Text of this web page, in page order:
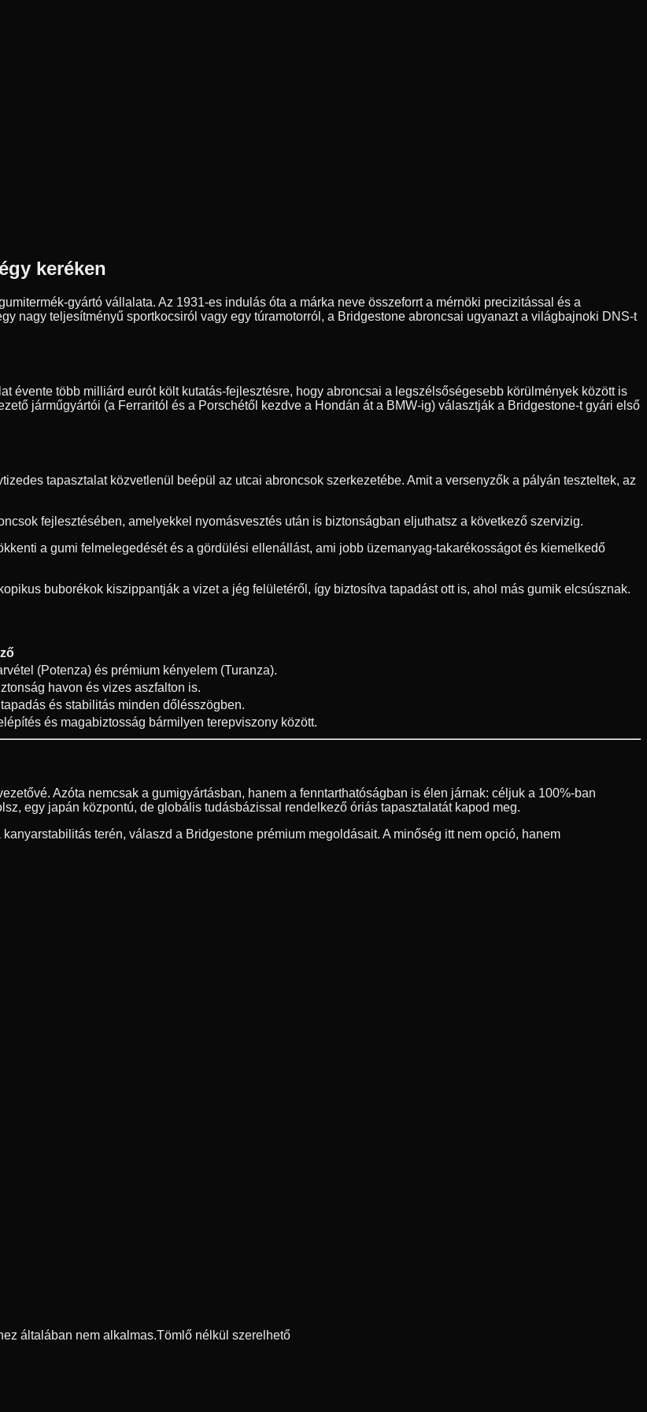
keréken
gyártó vállalata. Az 1931-es indulás óta a márka neve összeforrt a mérnöki precizitással és a
nagy teljesítményű sportkocsiról vagy egy túramotorról, a Bridgestone abroncsai ugyanazt a világbajnoki DNS-t
évente több milliárd eurót költ kutatás-fejlesztésre, hogy abroncsai a legszélsőségesebb körülmények között is
járműgyártói (a Ferraritól és a Porschétől kezdve a Hondán át a BMW-ig) választják a Bridgestone-t gyári első
tapasztalat közvetlenül beépül az utcai abroncsok szerkezetébe. Amit a versenyzők a pályán teszteltek, az
fejlesztésében, amelyekkel nyomásvesztés után is biztonságban eljuthatsz a következő szervizig.
a gumi felmelegedését és a gördülési ellenállást, ami jobb üzemanyag-takarékosságot és kiemelkedő
buborékok kiszippantják a vizet a jég felületéről, így biztosítva tapadást ott is, ahol más gumik elcsúsznak.
(Potenza) és prémium kényelem (Turanza).
havon és vizes aszfalton is.
és stabilitás minden dőlésszögben.
és magabiztosság bármilyen terepviszony között.
Azóta nemcsak a gumigyártásban, hanem a fenntarthatóságban is élen járnak: céljuk a 100%-ban
egy japán központú, de globális tudásbázissal rendelkező óriás tapasztalatát kapod meg.
terén, válaszd a Bridgestone prémium megoldásait. A minőség itt nem opció, hanem
általában nem alkalmas.Tömlő nélkül szerelhető